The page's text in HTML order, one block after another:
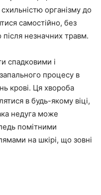
організму до
самостійно, без
незначних травм.
спадковими і
процесу в
крові. Ця хвороба
в будь-якому віці,
недуга може
помітними
на шкірі, що зовні